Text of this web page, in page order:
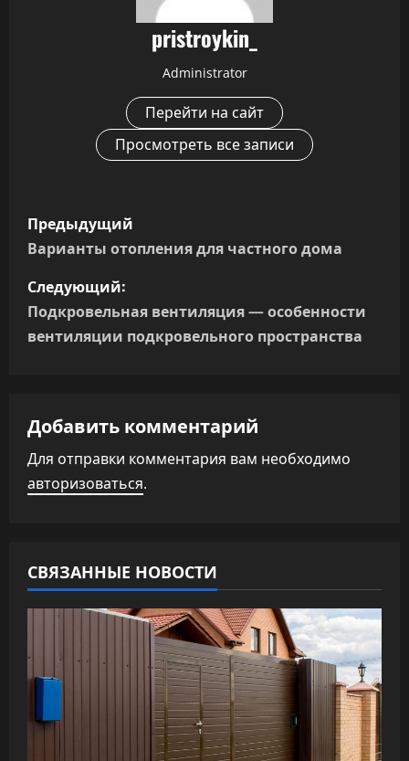
pristroykin_
Administrator
Перейти на сайт
Просмотреть все записи
Н
а
в
и
ц
и
п
о
а
п
Предыдущий
Варианты отопления для частного дома
Следующий:
Подкровельная вентиляция — особенности
вентиляции подкровельного пространства
Добавить комментарий
Для отправки комментария вам необходимо
авторизоваться.
СВЯЗАННЫЕ НОВОСТИ